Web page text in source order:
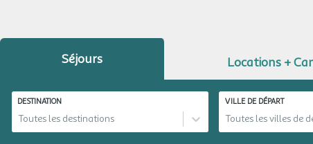
Séjours Locations +
DESTINATION
Toutes les destinations
VILLE DE DÉPART
Toutes les villes de